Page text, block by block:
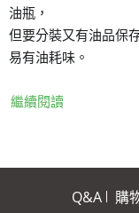
油瓶，
但要分裝又有油品保
易有油耗味。
繼續閱讀
Q&A 購